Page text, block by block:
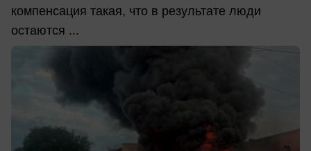
компенсация такая, что в результате люди
остаются ...